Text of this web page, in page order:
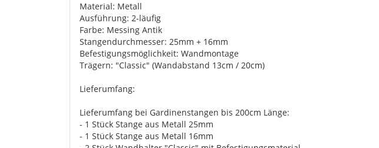
Material: Metall
Ausführung: 2-läufig
Farbe: Messing Antik
Stangendurchmesser: 25mm + 16mm
Befestigungsmöglichkeit: Wandmontage
Trägern: "Classic" (Wandabstand 13cm / 20cm)
Lieferumfang:
Lieferumfang bei Gardinenstangen bis 200cm Länge:
- 1 Stück Stange aus Metall 25mm
- 1 Stück Stange aus Metall 16mm